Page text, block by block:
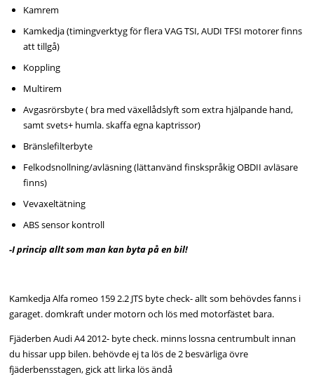
Kamrem
Kamkedja (timingverktyg för flera VAG TSI, AUDI TFSI motorer finns
att tillgå)
Koppling
Multirem
Avgasrörsbyte ( bra med växellådslyft som extra hjälpande hand,
samt svets+ humla. skaffa egna kaptrissor)
Bränslefilterbyte
Felkodsnollning/avläsning (lättanvänd finskspråkig OBDII avläsare
finns)
Vevaxeltätning
ABS sensor kontroll
-I princip allt som man kan byta på en bil!
Kamkedja Alfa romeo 159 2.2 JTS byte check- allt som behövdes fanns i
garaget. domkraft under motorn och lös med motorfästet bara.
Fjäderben Audi A4 2012- byte check. minns lossna centrumbult innan
du hissar upp bilen. behövde ej ta lös de 2 besvärliga övre
fjäderbensstagen, gick att lirka lös ändå